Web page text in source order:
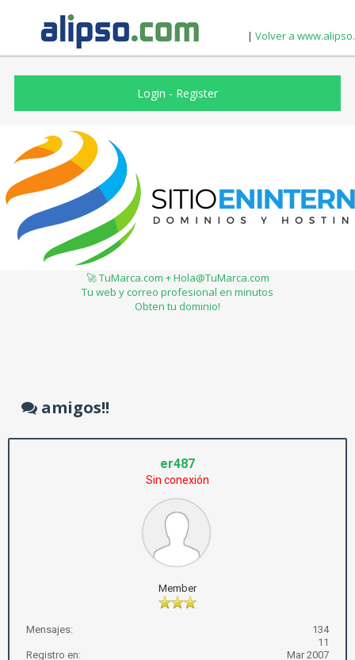
| Volver a
Login - Register
🚀 TuMarca.com + Hola@TuMarca.com
Tu web y correo profesional en minutos
Obten tu dominio!
amigos!!
er487
Sin conexión
Member
Mensajes:
134
11
Registro en:
Mar 2007